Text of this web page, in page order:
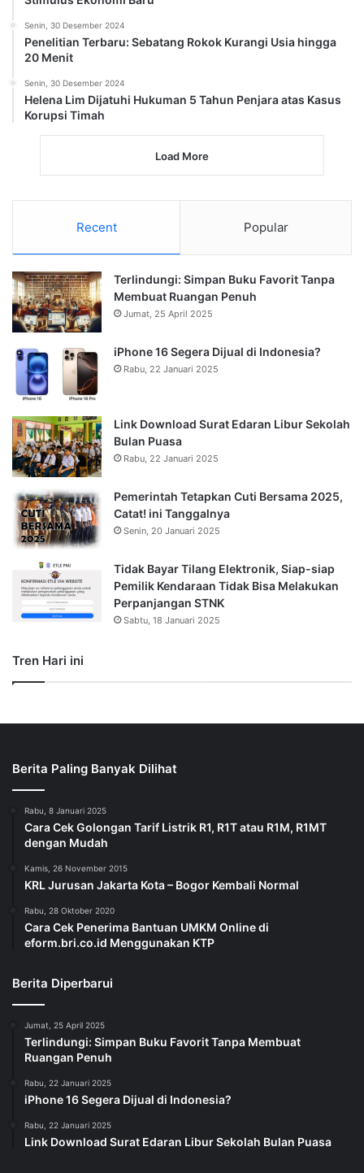
Senin, 30 Desember 2024
Penelitian Terbaru: Sebatang Rokok Kurangi Usia hingga
20 Menit
Senin, 30 Desember 2024
Helena Lim Dijatuhi Hukuman 5 Tahun Penjara atas Kasus
Korupsi Timah
Load More
Recent Popular
Terlindungi: Simpan Buku Favorit Tanpa
Membuat Ruangan Penuh
Jumat, 25 April 2025
iPhone 16 Segera Dijual di Indonesia?
Rabu, 22 Januari 2025
Link Download Surat Edaran Libur Sekolah
Bulan Puasa
Rabu, 22 Januari 2025
Pemerintah Tetapkan Cuti Bersama 2025,
Catat! ini Tanggalnya
Senin, 20 Januari 2025
Tidak Bayar Tilang Elektronik, Siap-siap
Pemilik Kendaraan Tidak Bisa Melakukan
Perpanjangan STNK
Sabtu, 18 Januari 2025
Tren Hari ini
Berita Paling Banyak Dilihat
Rabu, 8 Januari 2025
Cara Cek Golongan Tarif Listrik R1, R1T atau R1M, R1MT
dengan Mudah
Kamis, 26 November 2015
KRL Jurusan Jakarta Kota – Bogor Kembali Normal
Rabu, 28 Oktober 2020
Cara Cek Penerima Bantuan UMKM Online di
eform.bri.co.id Menggunakan KTP
Berita Diperbarui
Jumat, 25 April 2025
Terlindungi: Simpan Buku Favorit Tanpa Membuat
Ruangan Penuh
Rabu, 22 Januari 2025
iPhone 16 Segera Dijual di Indonesia?
Rabu, 22 Januari 2025
Link Download Surat Edaran Libur Sekolah Bulan Puasa